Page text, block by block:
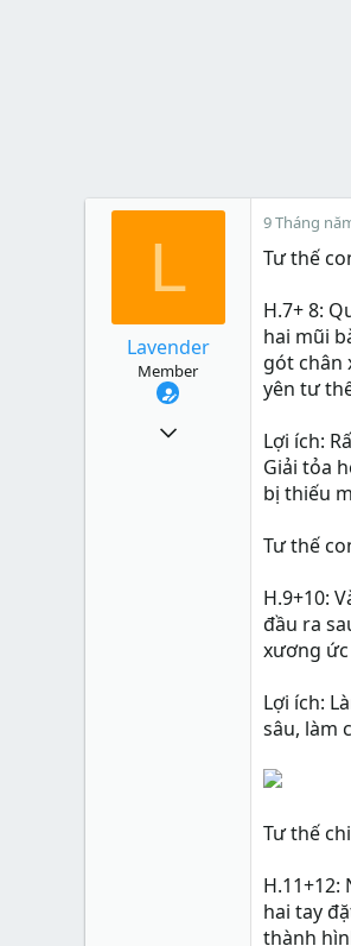
L
Lavender
Member
9 Tháng
Tư thế
H.7+ 8:
hai mũi
gót chân
yên tư
Lợi ích:
Giải tỏa
bị thiếu
Tư thế
H.9+10:
đầu ra
xương ức
Lợi ích:
sâu, làm
Tư thế
hai tay
thành